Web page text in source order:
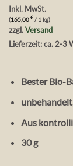
Inkl. MwSt.
(165,00 € / 1 kg)
zzgl.Versand
Lieferzeit: ca. 2-3
Bester Bio-
Aus
30 g